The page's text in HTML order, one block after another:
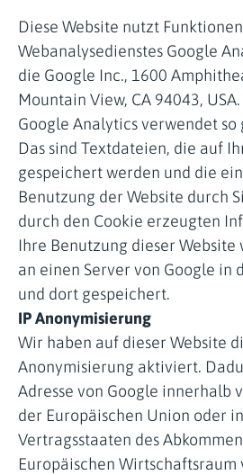
Diese Website nutzt
Webanalysedienstes Google
die Google Inc., 1600
Mountain View, CA 94043, USA.
Google Analytics verwendet so
Das sind Textdateien, die auf
gespeichert werden und die
Benutzung der Website durch
durch den Cookie erzeugten
Ihre Benutzung dieser
an einen Server von Google in
und dort gespeichert.
IP Anonymisierung
Wir haben auf dieser Website
Anonymisierung aktiviert.
Adresse von Google innerhalb
der Europäischen Union oder
Vertragsstaaten des
Europäischen Wirtschaftsraum